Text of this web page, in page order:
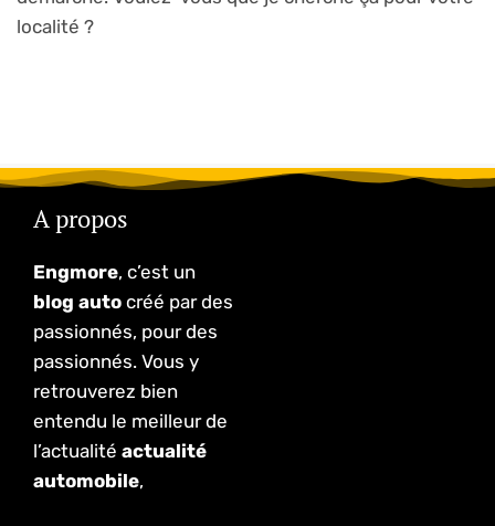
localité ?
A propos
Engmore, c’est un
blog auto créé par des
passionnés, pour des
passionnés. Vous y
retrouverez bien
entendu le meilleur de
l’actualité actualité
automobile,